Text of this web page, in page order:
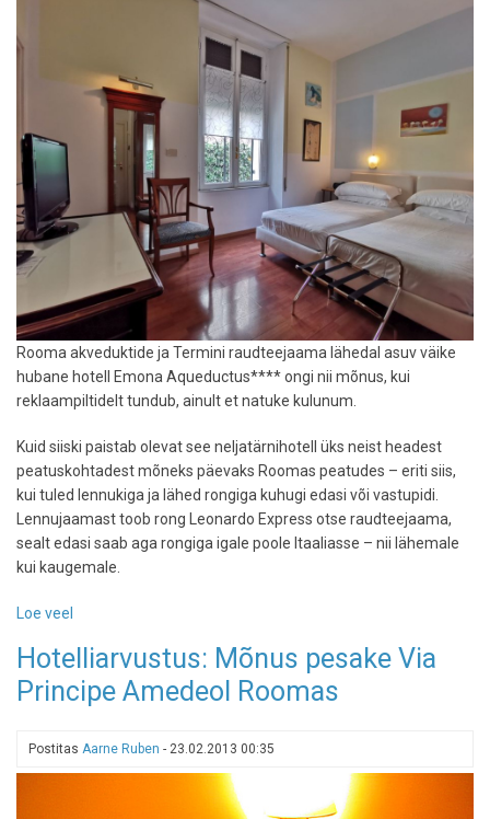
Rooma akveduktide ja Termini raudteejaama lähedal asuv väike
hubane hotell Emona Aqueductus**** ongi nii mõnus, kui
reklaampiltidelt tundub, ainult et natuke kulunum.
Kuid siiski paistab olevat see neljatärnihotell üks neist headest
peatuskohtadest mõneks päevaks Roomas peatudes – eriti siis,
kui tuled lennukiga ja lähed rongiga kuhugi edasi või vastupidi.
Lennujaamast toob rong Leonardo Express otse raudteejaama,
sealt edasi saab aga rongiga igale poole Itaaliasse – nii lähemale
kui kaugemale.
Loe veel
hea
kui
villamajutus
Rooma
Hotelliarvustus: Mõnus pesake Via
Principe Amedeol Roomas
Postitas Aarne Ruben - 23.02.2013 00:35